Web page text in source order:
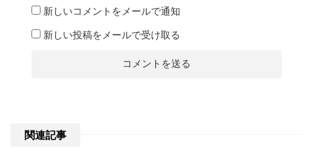
新しいコメントをメールで通知
新しい投稿をメールで受け取る
関連記事